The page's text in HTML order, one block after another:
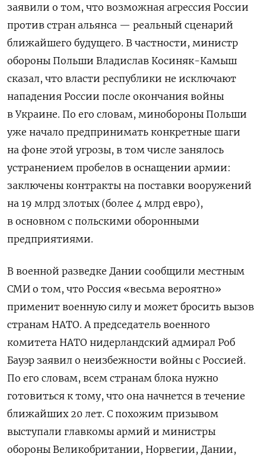
заявили о том, что возможная агрессия России
против стран альянса — реальный сценарий
ближайшего будущего. В частности, министр
обороны Польши Владислав Косиняк-Камыш
сказал, что власти республики не исключают
нападения России после окончания войны
в Украине. По его словам, минобороны Польши
уже начало предпринимать конкретные шаги
на фоне этой угрозы, в том числе занялось
устранением пробелов в оснащении армии:
заключены контракты на поставки вооружений
на 19 млрд злотых (более 4 млрд евро),
в основном с польскими оборонными
предприятиями.
В военной разведке Дании сообщили местным
СМИ о том, что Россия «весьма вероятно»
применит военную силу и может бросить вызов
странам НАТО. А председатель военного
комитета НАТО нидерландский адмирал Роб
Бауэр заявил о неизбежности войны с Россией.
По его словам, всем странам блока нужно
готовиться к тому, что она начнется в течение
ближайших 20 лет. С похожим призывом
выступали главкомы армий и министры
обороны Великобритании, Норвегии, Дании,